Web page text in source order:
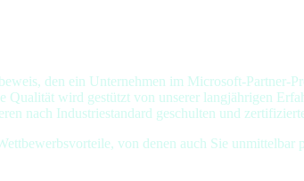
den ein Unternehmen im Microsoft-Partner-
wird gestützt von unserer langjährigen
nach Industriestandard geschulten und
von denen auch Sie unmittelbar